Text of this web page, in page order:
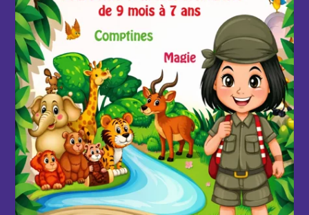
d'infos